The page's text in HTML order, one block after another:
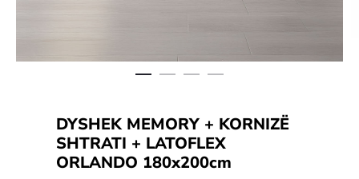
DYSHEK MEMORY + KORNIZË
SHTRATI + LATOFLEX
ORLANDO 180x200cm